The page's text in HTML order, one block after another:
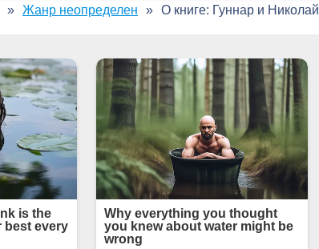
Жанр неопределен О книге: Гуннар и Николай